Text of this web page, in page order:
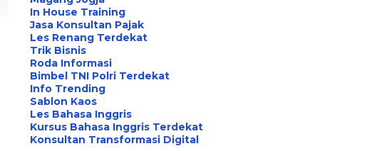
In House Training
Jasa Konsultan Pajak
Les Renang Terdekat
Trik Bisnis
Roda Informasi
Bimbel TNI Polri Terdekat
Info Trending
Sablon Kaos
Les Bahasa Inggris
Kursus Bahasa Inggris Terdekat
Konsultan Transformasi Digital